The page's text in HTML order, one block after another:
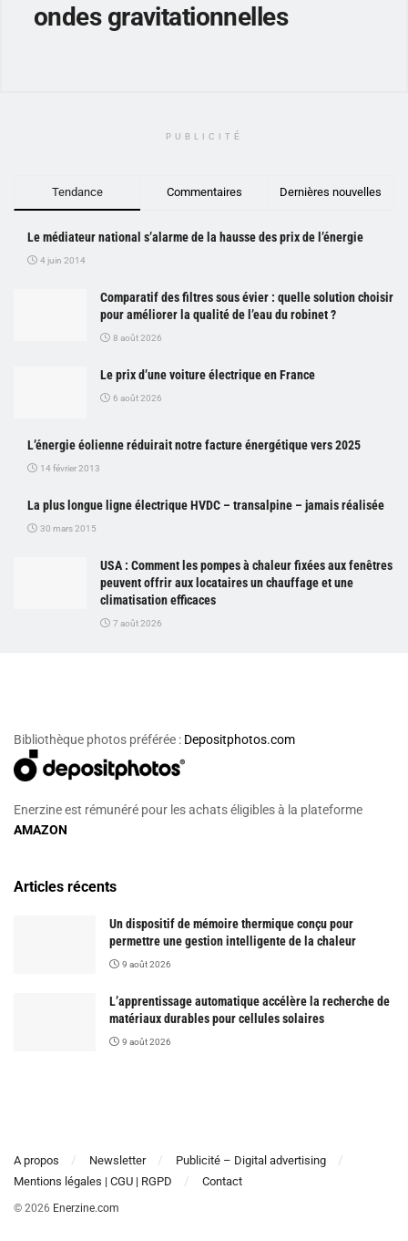
ondes gravitationnelles
PUBLICITÉ
Tendance Commentaires Dernières nouvelles
Le médiateur national s’alarme de la hausse des prix de l’énergie
4 juin 2014
Comparatif des filtres sous évier : quelle solution choisir
pour améliorer la qualité de l’eau du robinet ?
8 août 2026
Le prix d’une voiture électrique en France
6 août 2026
L’énergie éolienne réduirait notre facture énergétique vers 2025
14 février 2013
La plus longue ligne électrique HVDC – transalpine – jamais réalisée
30 mars 2015
USA : Comment les pompes à chaleur fixées aux fenêtres
peuvent offrir aux locataires un chauffage et une
climatisation efficaces
7 août 2026
Bibliothèque photos préférée : Depositphotos.com
Enerzine est rémunéré pour les achats éligibles à la plateforme
AMAZON
Articles récents
Un dispositif de mémoire thermique conçu pour
permettre une gestion intelligente de la chaleur
9 août 2026
L’apprentissage automatique accélère la recherche de
matériaux durables pour cellules solaires
9 août 2026
A propos Newsletter
Publicité – Digital advertising
Mentions légales | CGU | RGPD
Contact
© 2026 Enerzine.com